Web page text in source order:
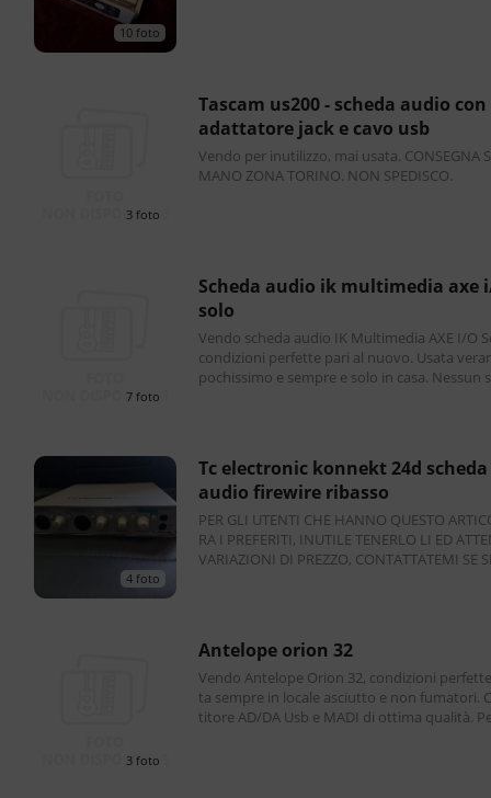
10 foto
3 foto
tascam us200 - scheda audio con
adattatore jack e cavo usb
Vendo per inutilizzo, mai usata. CONSEGNA
MANO ZONA TORINO. NON SPEDISCO.
7 foto
scheda audio ik multimedia axe i/o
solo
Vendo scheda audio IK Multimedia AXE I/O
condizioni perfette pari al nuovo. Usata
pochissimo e sempre e solo in casa. Nessun
4 foto
tc electronic konnekt 24d scheda
audio firewire ribasso
PER GLI UTENTI CHE HANNO QUESTO
RA I PREFERITI, INUTILE TENERLO LI ED
VARIAZIONI DI PREZZO, CONTATTATEMI SE
3 foto
antelope orion 32
Vendo Antelope Orion 32, condizioni
ta sempre in locale asciutto e non fumatori.
titore AD/DA Usb e MADI di ottima qualità.